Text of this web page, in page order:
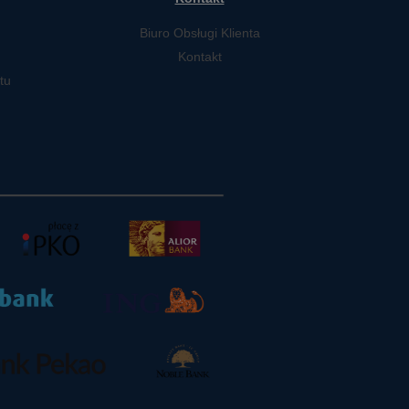
Biuro Obsługi Klienta
Kontakt